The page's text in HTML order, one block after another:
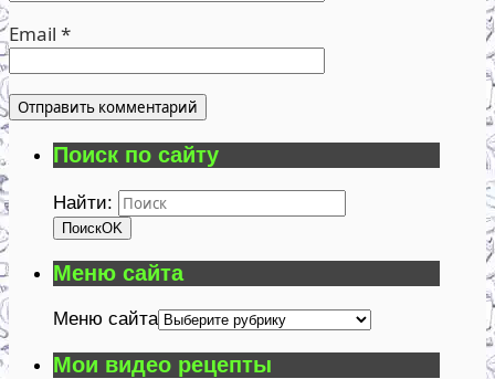
Email *
Поиск по сайту
Найти:
ПоискOK
Меню сайта
Меню сайта
Мои видео рецепты